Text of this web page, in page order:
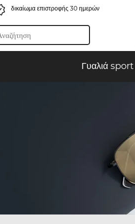
δικαίωμα επιστροφής 30 ημερών
Γυαλιά sport